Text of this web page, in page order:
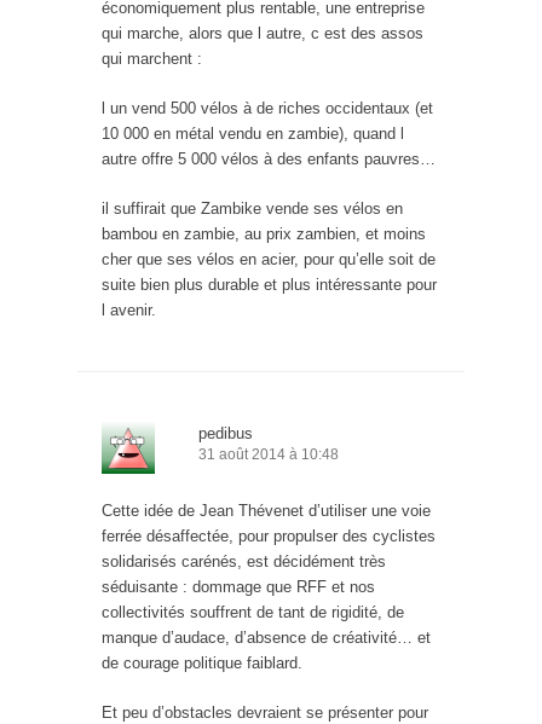
économiquement plus rentable, une entreprise
qui marche, alors que l autre, c est des assos
qui marchent :
l un vend 500 vélos à de riches occidentaux (et
10 000 en métal vendu en zambie), quand l
autre offre 5 000 vélos à des enfants pauvres…
il suffirait que Zambike vende ses vélos en
bambou en zambie, au prix zambien, et moins
cher que ses vélos en acier, pour qu’elle soit de
suite bien plus durable et plus intéressante pour
l avenir.
pedibus
31 août 2014 à 10:48
Cette idée de Jean Thévenet d’utiliser une voie
ferrée désaffectée, pour propulser des cyclistes
solidarisés carénés, est décidément très
séduisante : dommage que RFF et nos
collectivités souffrent de tant de rigidité, de
manque d’audace, d’absence de créativité… et
de courage politique faiblard.
Et peu d’obstacles devraient se présenter pour